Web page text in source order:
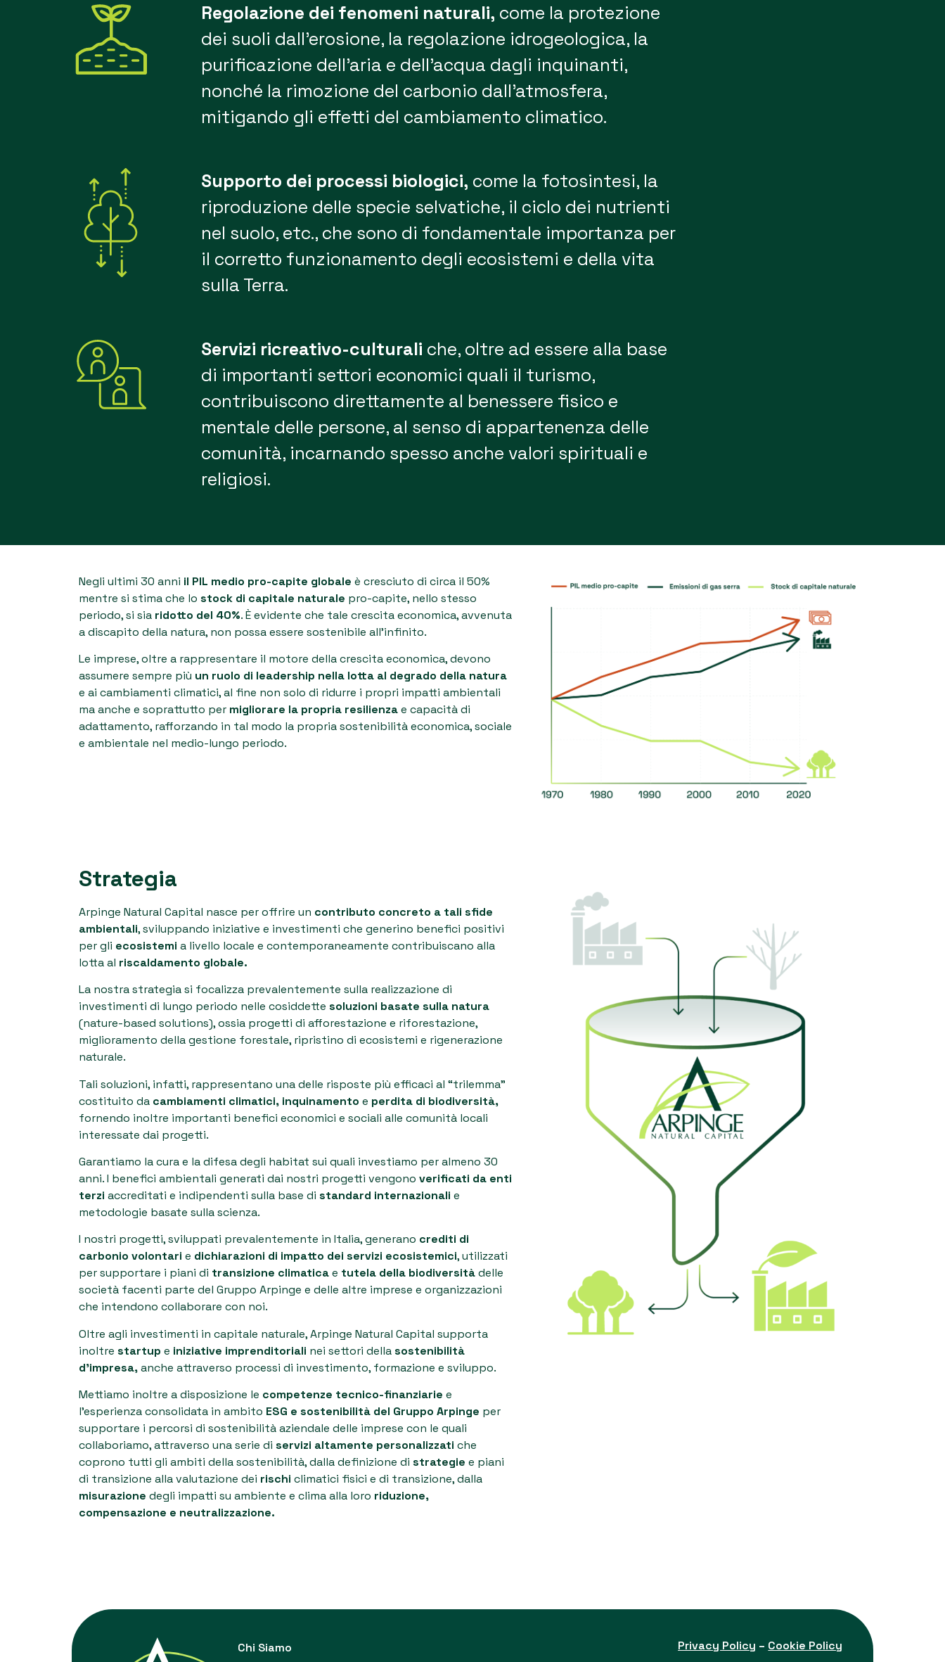
Regolazione dei fenomeni naturali, come la protezione
dei suoli dall’erosione, la regolazione idrogeologica, la
purificazione dell’aria e dell’acqua dagli inquinanti,
nonché la rimozione del carbonio dall’atmosfera,
mitigando gli effetti del cambiamento climatico.
Supporto dei processi biologici, come la fotosintesi, la
riproduzione delle specie selvatiche, il ciclo dei nutrienti
nel suolo, etc., che sono di fondamentale importanza per
il corretto funzionamento degli ecosistemi e della vita
sulla Terra.
Servizi ricreativo-culturali che, oltre ad essere alla base
di importanti settori economici quali il turismo,
contribuiscono direttamente al benessere fisico e
mentale delle persone, al senso di appartenenza delle
comunità, incarnando spesso anche valori spirituali e
religiosi.
Negli ultimi 30 anni il PIL medio pro-capite globale è cresciuto di circa il 50%
mentre si stima che lo stock di capitale naturale pro-capite, nello stesso
periodo, si sia ridotto del 40%. È evidente che tale crescita economica, avvenuta
a discapito della natura, non possa essere sostenibile all’infinito.
Le imprese, oltre a rappresentare il motore della crescita economica, devono
assumere sempre più un ruolo di leadership nella lotta al degrado della natura
e ai cambiamenti climatici, al fine non solo di ridurre i propri impatti ambientali
ma anche e soprattutto per migliorare la propria resilienzae capacità di
adattamento, rafforzando in tal modo la propria sostenibilità economica, sociale
e ambientale nel medio-lungo periodo.
Strategia
Arpinge Natural Capital nasce per offrire un contributo concreto a tali sfide
ambientali, sviluppando iniziative e investimenti che generino benefici positivi
per gli ecosistemi a livello locale e contemporaneamente contribuiscano alla
lotta al riscaldamento globale.
La nostra strategia si focalizza prevalentemente sulla realizzazione di
investimenti di lungo periodo nelle cosiddette soluzioni basate sulla natura
(nature-based solutions), ossia progetti di afforestazione e riforestazione,
miglioramento della gestione forestale, ripristino di ecosistemi e rigenerazione
naturale.
Tali soluzioni, infatti, rappresentano una delle risposte più efficaci al “trilemma”
costituito da cambiamenti climatici, inquinamento e perdita di biodiversità,
fornendo inoltre importanti benefici economici e sociali alle comunità locali
interessate dai progetti.
Garantiamo la cura e la difesa degli habitat sui quali investiamo per almeno 30
anni. I benefici ambientali generati dai nostri progetti vengono verificati da enti
terzi accreditati e indipendenti sulla base di standard internazionali e
metodologie basate sulla scienza.
I nostri progetti, sviluppati prevalentemente in Italia, generano crediti di
carbonio volontari e dichiarazioni di impatto dei servizi ecosistemici, utilizzati
per supportare i piani di transizione climaticae tutela della biodiversitàdelle
società facenti parte del Gruppo Arpinge e delle altre imprese e organizzazioni
che intendono collaborare con noi.
Oltre agli investimenti in capitale naturale, Arpinge Natural Capital supporta
inoltre startup e iniziative imprenditoriali nei settori dellasostenibilità
d’impresa,anche attraverso processi di investimento, formazione e sviluppo.
Mettiamo inoltre a disposizione le competenze tecnico-finanziarie e
l’esperienza consolidata in ambito ESG e sostenibilità del Gruppo Arpinge per
supportare i percorsi di sostenibilità aziendale delle imprese con le quali
collaboriamo, attraverso una serie di servizi altamente personalizzati che
coprono tutti gli ambiti della sostenibilità, dalla definizione di strategie e piani
di transizione alla valutazione dei rischi climatici fisici e di transizione, dalla
misurazione degli impatti su ambiente e clima alla loro riduzione,
compensazione e neutralizzazione.
Chi Siamo
Privacy Policy – Cookie Policy